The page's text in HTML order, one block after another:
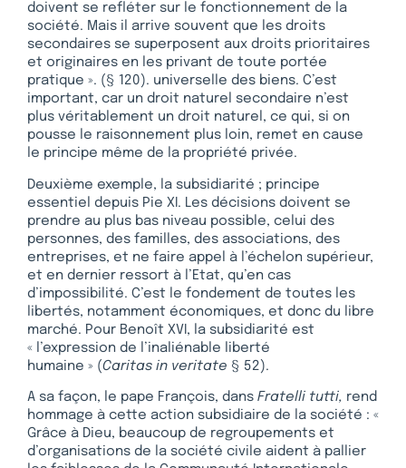
doivent se refléter sur le fonctionnement de la
société. Mais il arrive souvent que les droits
secondaires se superposent aux droits prioritaires
et originaires en les privant de toute portée
pratique ». (§ 120). universelle des biens. C’est
important, car un droit naturel secondaire n’est
plus véritablement un droit naturel, ce qui, si on
pousse le raisonnement plus loin, remet en cause
le principe même de la propriété privée.
Deuxième exemple, la subsidiarité ; principe
essentiel depuis Pie XI. Les décisions doivent se
prendre au plus bas niveau possible, celui des
personnes, des familles, des associations, des
entreprises, et ne faire appel à l’échelon supérieur,
et en dernier ressort à l’Etat, qu’en cas
d’impossibilité. C’est le fondement de toutes les
libertés, notamment économiques, et donc du libre
marché. Pour Benoît XVI, la subsidiarité est
« l’expression de l’inaliénable liberté
humaine » (Caritas in veritate § 52).
A sa façon, le pape François, dans Fratelli tutti, rend
hommage à cette action subsidiaire de la société : «
Grâce à Dieu, beaucoup de regroupements et
d’organisations de la société civile aident à pallier